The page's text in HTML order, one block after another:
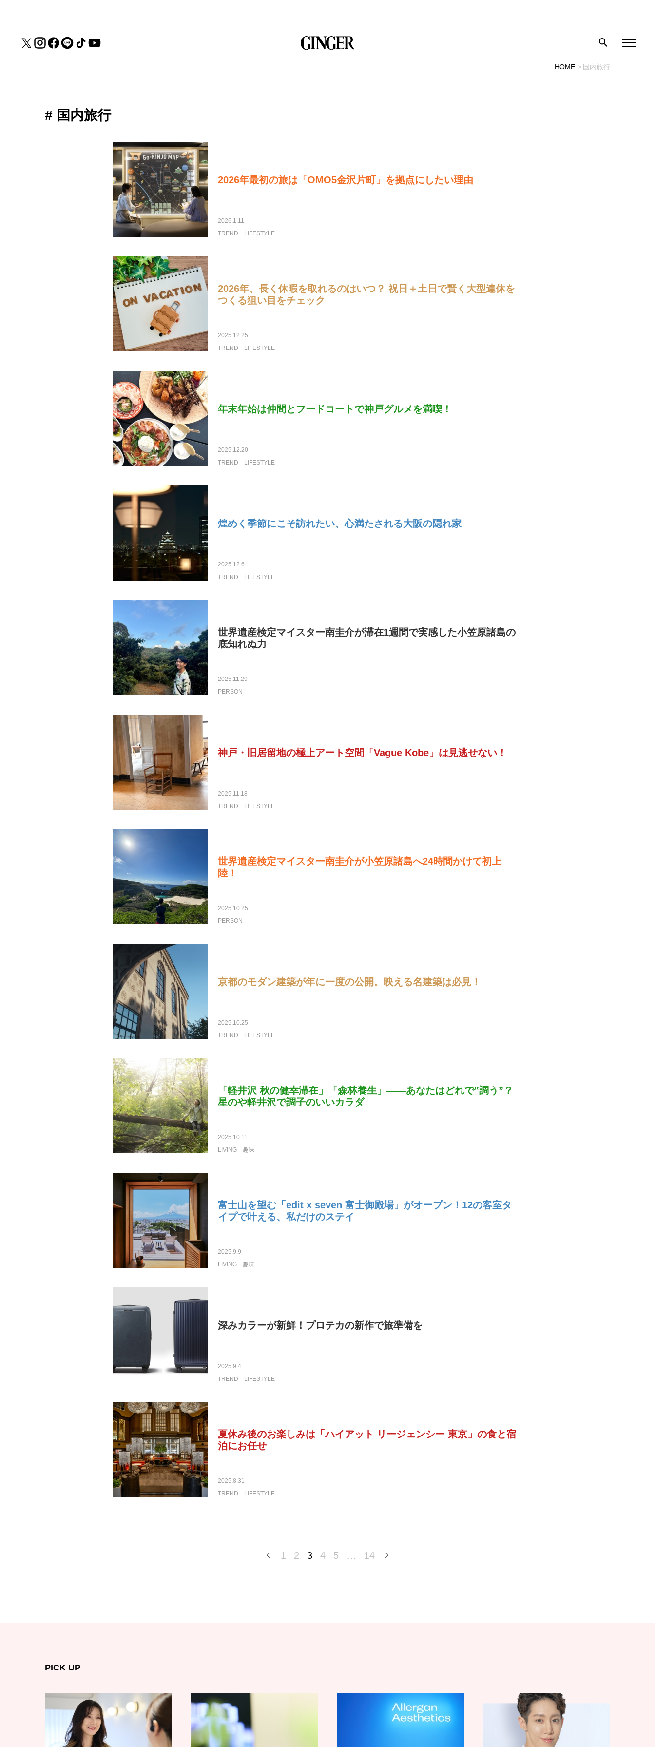
HOME 国内旅行
# 国内旅行
2026年最初の旅は「OMO5金沢片町」を拠点にしたい理由
2026.1.11
TREND
LIFESTYLE
2026年、長く休暇を取れるのはいつ？ 祝日＋土日で賢く大型連休を
つくる狙い目をチェック
2025.12.25
TREND
LIFESTYLE
年末年始は仲間とフードコートで神戸グルメを満喫！
2025.12.20
TREND
LIFESTYLE
煌めく季節にこそ訪れたい、心満たされる大阪の隠れ家
2025.12.6
TREND
LIFESTYLE
世界遺産検定マイスター南圭介が滞在1週間で実感した小笠原諸島の
底知れぬ力
2025.11.29
PERSON
神戸・旧居留地の極上アート空間「Vague Kobe」は見逃せない！
2025.11.18
TREND
LIFESTYLE
世界遺産検定マイスター南圭介が小笠原諸島へ24時間かけて初上
陸！
2025.10.25
PERSON
京都のモダン建築が年に一度の公開。映える名建築は必見！
2025.10.25
TREND
LIFESTYLE
「軽井沢 秋の健幸滞在」「森林養生」――あなたはどれで‟調う”？
星のや軽井沢で調子のいいカラダ
2025.10.11
LIVING
趣味
富士山を望む「edit x seven 富士御殿場」がオープン！12の客室タ
イプで叶える、私だけのステイ
2025.9.9
LIVING
趣味
深みカラーが新鮮！プロテカの新作で旅準備を
2025.9.4
TREND
LIFESTYLE
夏休み後のお楽しみは「ハイアット リージェンシー 東京」の食と宿
泊にお任せ
2025.8.31
TREND
LIFESTYLE
1 2 3 4 5 … 14
PICK UP